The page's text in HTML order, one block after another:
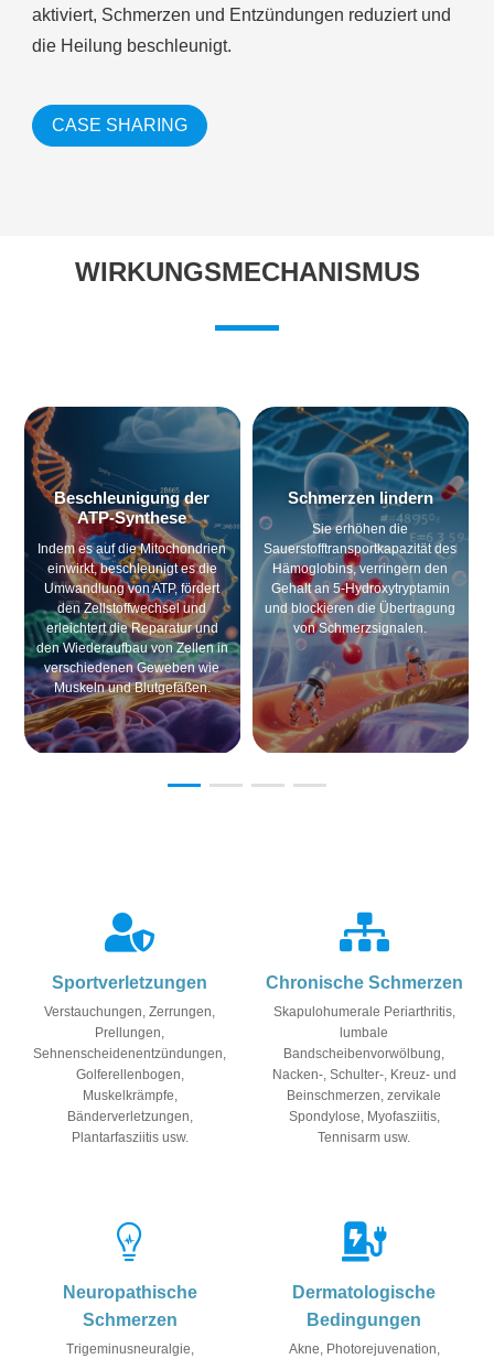
aktiviert, Schmerzen und Entzündungen reduziert und
die Heilung beschleunigt.
CASE SHARING
WIRKUNGSMECHANISMUS
Beschleunigung der
ATP-Synthese
Indem es auf die Mitochondrien
einwirkt, beschleunigt es die
Umwandlung von ATP, fördert
den Zellstoffwechsel und
erleichtert die Reparatur und
den Wiederaufbau von Zellen in
verschiedenen Geweben wie
Muskeln und Blutgefäßen.
Schmerzen lindern
Sie erhöhen die
Sauerstofftransportkapazität des
Hämoglobins, verringern den
Gehalt an 5-Hydroxytryptamin
und blockieren die Übertragung
von Schmerzsignalen.
Sportverletzungen
Verstauchungen, Zerrungen,
Prellungen,
Sehnenscheidenentzündungen,
Golferellenbogen,
Muskelkrämpfe,
Bänderverletzungen,
Plantarfasziitis usw.
Chronische Schmerzen
Skapulohumerale Periarthritis,
lumbale
Bandscheibenvorwölbung,
Nacken-, Schulter-, Kreuz- und
Beinschmerzen, zervikale
Spondylose, Myofasziitis,
Tennisarm usw.
Neuropathische
Schmerzen
Trigeminusneuralgie,
Dermatologische
Bedingungen
Akne, Photorejuvenation,